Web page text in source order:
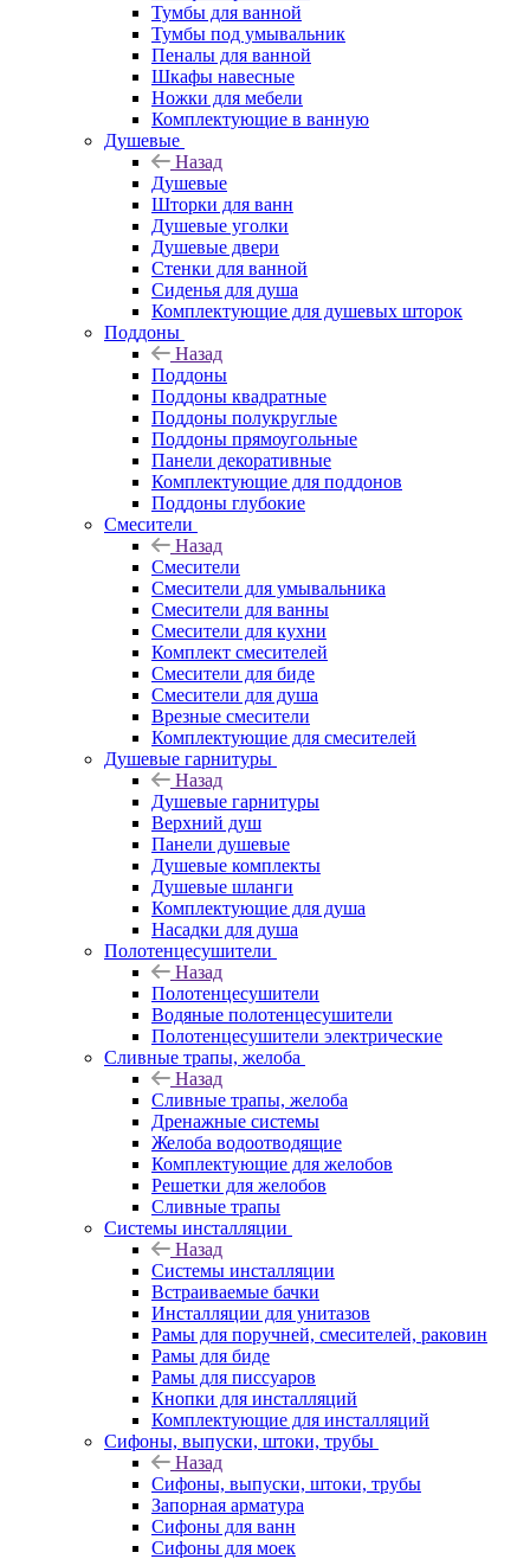
Тумбы для ванной
Тумбы под умывальник
Пеналы для ванной
Шкафы навесные
Ножки для мебели
Комплектующие в ванную
Душевые
Назад
Душевые
Шторки для ванн
Душевые уголки
Душевые двери
Стенки для ванной
Сиденья для душа
Комплектующие для душевых шторок
Поддоны
Назад
Поддоны
Поддоны квадратные
Поддоны полукруглые
Поддоны прямоугольные
Панели декоративные
Комплектующие для поддонов
Поддоны глубокие
Смесители
Назад
Смесители
Смесители для умывальника
Смесители для ванны
Смесители для кухни
Комплект смесителей
Смесители для биде
Смесители для душа
Врезные смесители
Комплектующие для смесителей
Душевые гарнитуры
Назад
Душевые гарнитуры
Верхний душ
Панели душевые
Душевые комплекты
Душевые шланги
Комплектующие для душа
Насадки для душа
Полотенцесушители
Назад
Полотенцесушители
Водяные полотенцесушители
Полотенцесушители электрические
Сливные трапы, желоба
Назад
Сливные трапы, желоба
Дренажные системы
Желоба водоотводящие
Комплектующие для желобов
Решетки для желобов
Сливные трапы
Системы инсталляции
Назад
Системы инсталляции
Встраиваемые бачки
Инсталляции для унитазов
Рамы для поручней, смесителей, раковин
Рамы для биде
Рамы для писсуаров
Кнопки для инсталляций
Комплектующие для инсталляций
Сифоны, выпуски, штоки, трубы
Назад
Сифоны, выпуски, штоки, трубы
Запорная арматура
Сифоны для ванн
Сифоны для моек